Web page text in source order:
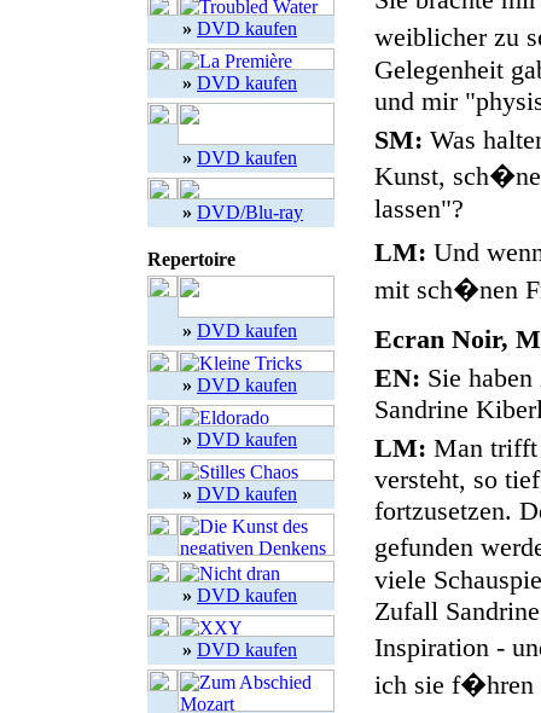
» DVD kaufen
» DVD kaufen
» DVD kaufen
» DVD/Blu-ray
Repertoire
» DVD kaufen
» DVD kaufen
» DVD kaufen
» DVD kaufen
» DVD kaufen
» DVD kaufen
weiblicher zu
Gelegenheit
und mir
SM: Was
Kunst,
lassen"?
LM: Und
mit sch�nen
Ecran Noir,
EN: Sie
Sandrine
LM: Man trifft
versteht, so
fortzusetzen.
gefunden
viele
Zufall
Inspiration -
ich sie f�hren